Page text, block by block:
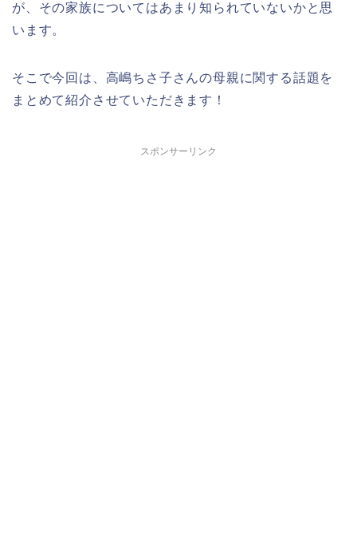
が、その家族についてはあまり知られていないかと思
います。
そこで今回は、高嶋ちさ子さんの母親に関する話題を
まとめて紹介させていただきます！
スポンサーリンク